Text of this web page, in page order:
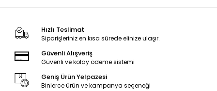
Hızlı Teslimat
Siparişleriniz en kısa sürede elinize ulaşır.
Güvenli Alışveriş
Güvenli ve kolay ödeme sistemi
Geniş Ürün Yelpazesi
Binlerce ürün ve kampanya seçeneği